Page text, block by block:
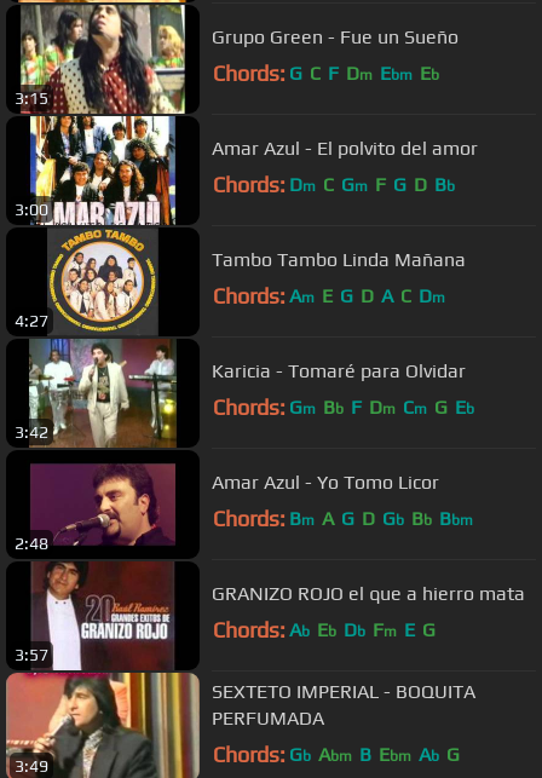
3:15
Grupo Green - Fue un Sueño
Chords: G C F Dm Ebm Eb
3:00
Amar Azul - El polvito del amor
Chords: Dm C Gm F G D Bb
4:27
Tambo Tambo Linda Mañana
Chords: Am E G D A C Dm
3:42
Karicia - Tomaré para Olvidar
Chords: Gm Bb F Dm Cm G Eb
2:48
Amar Azul - Yo Tomo Licor
Chords: Bm A G D Gb Bb Bbm
3:57
GRANIZO ROJO el que a hierro mata
Chords: Ab Eb Db Fm E G
3:49
SEXTETO IMPERIAL - BOQUITA
PERFUMADA
Chords: Gb Abm B Ebm Ab G